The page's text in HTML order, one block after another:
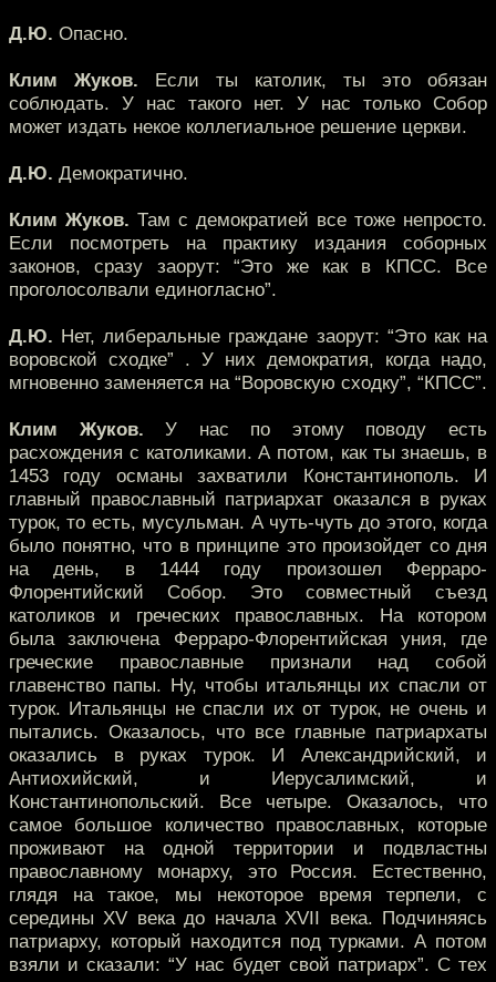
Д.Ю. Опасно.
Клим Жуков. Если ты католик, ты это обязан
соблюдать. У нас такого нет. У нас только Собор
может издать некое коллегиальное решение церкви.
Д.Ю. Демократично.
Клим Жуков. Там с демократией все тоже непросто.
Если посмотреть на практику издания соборных
законов, сразу заорут: “Это же как в КПСС. Все
проголосолвали единогласно”.
Д.Ю. Нет, либеральные граждане заорут: “Это как на
воровской сходке” . У них демократия, когда надо,
мгновенно заменяется на “Воровскую сходку”, “КПСС”.
Клим Жуков. У нас по этому поводу есть
расхождения с католиками. А потом, как ты знаешь, в
1453 году османы захватили Константинополь. И
главный православный патриархат оказался в руках
турок, то есть, мусульман. А чуть-чуть до этого, когда
было понятно, что в принципе это произойдет со дня
на день, в 1444 году произошел Ферраро-
Флорентийский Собор. Это совместный съезд
католиков и греческих православных. На котором
была заключена Ферраро-Флорентийская уния, где
греческие православные признали над собой
главенство папы. Ну, чтобы итальянцы их спасли от
турок. Итальянцы не спасли их от турок, не очень и
пытались. Оказалось, что все главные патриархаты
оказались в руках турок. И Александрийский, и
Антиохийский, и Иерусалимский, и
Константинопольский. Все четыре. Оказалось, что
самое большое количество православных, которые
проживают на одной территории и подвластны
православному монарху, это Россия. Естественно,
глядя на такое, мы некоторое время терпели, с
середины XV века до начала XVII века. Подчиняясь
патриарху, который находится под турками. А потом
взяли и сказали: “У нас будет свой патриарх”. С тех